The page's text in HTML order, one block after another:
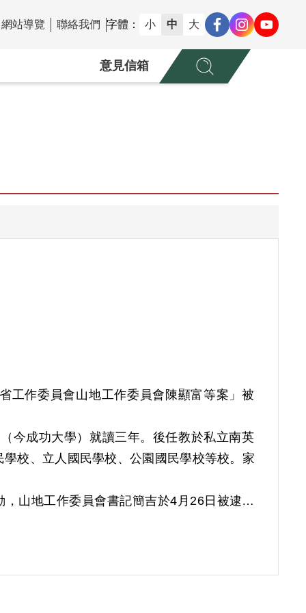
網站導覽 聯絡我們 字體： 小 中 大
意見信箱
工作委員會山地工作委員會陳顯富等案」被
今成功大學）就讀三年。後任教於私立南英
校、立人國民學校、公園國民學校等校。家
山地工作委員會書記簡吉於4月26日被逮，
。保密局完成偵訊筆錄及處理意見後，除簡
名移交臺灣省保安司令部軍法處審辦。依據